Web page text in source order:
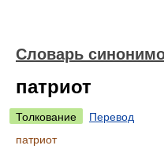
Словарь
патриот
Толкование
Перевод
патриот